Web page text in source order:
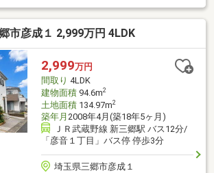
まで徒歩2分【2026年7月リフォーム完了済
カバー■クロス貼替■キッチン水栓・ガスコ
換■浴室・トイレ・洗面台交換■白蟻防除工
見学予約をする】をCLICK！≫資料ご請求
をする】をCLICK！◆物件について気になる
フューチャーズまでお気軽にご連絡下さい◆
市彦成１ 2,999万円 4LDK
2,999万円
間取り 4LDK
建物面積94.6m2
土地面積134.97m2
築年月 2008年4月(築18年5ヶ月)
ＪＲ武蔵野線 新三郷駅 バス12分/
「彦音１丁目」バス停 停歩3分
埼玉県三郷市彦成１